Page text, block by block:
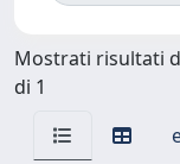
Mostrati risultati
di 1